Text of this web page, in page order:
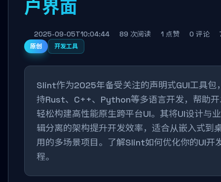
户界面
2025-09-05T10:04:44 89 次阅读 1 点赞 0 评论
原创 开发工具
Slint作为2025年备受关注的声明式GUI工具包
持Rust、C++、Python等多语言开发，帮助
轻松构建高性能原生跨平台UI。其将UI设计与
辑分离的架构提升开发效率，适合从嵌入式到
用的多场景项目。了解Slint如何优化你的UI开
程。